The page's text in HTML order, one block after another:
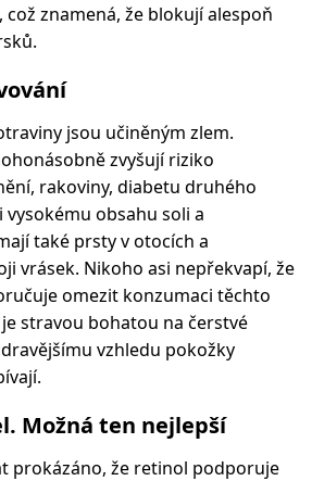
znamená, že blokují alespoň
jsou učiněným zlem.
zvyšují riziko
rakoviny, diabetu druhého
obsahu soli a
také prsty v otocích a
vrásek. Nikoho asi nepřekvapí, že
omezit konzumaci těchto
stravou bohatou na čerstvé
vzhledu pokožky
Možná ten nejlepší
prokázáno, že retinol podporuje